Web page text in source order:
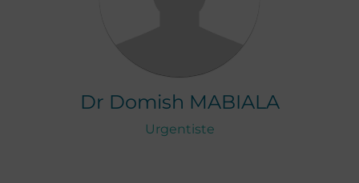
Dr Domish MABIALA
Urgentiste